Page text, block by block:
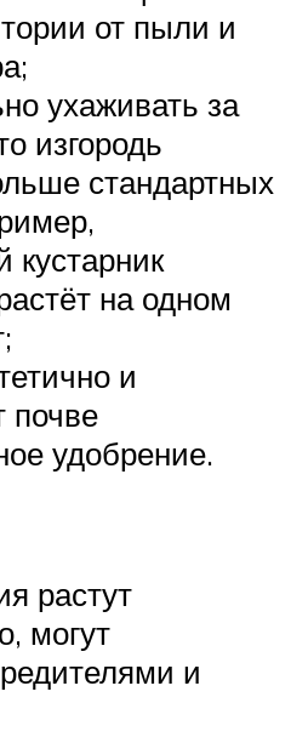
от пыли и
ухаживать за
изгородь
стандартных
кустарник
на одном
и
почве
удобрение.
растут
могут
и